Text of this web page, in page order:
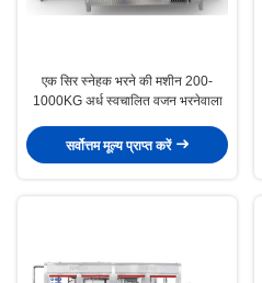
एक सिर स्नेहक भरने की मशीन 200-
1000KG अर्ध स्वचालित वजन भरनेवाला
सर्वोत्तम मूल्य प्राप्त करें